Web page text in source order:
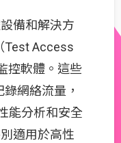
備和解決方
Test Access
控軟體。這些
網絡流量，
能分析和安全
適用於高性